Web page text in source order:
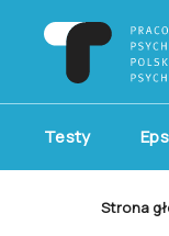
Testy
Strona